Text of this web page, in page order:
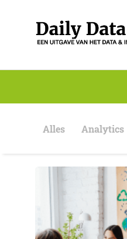
o
n
Alles Analytics